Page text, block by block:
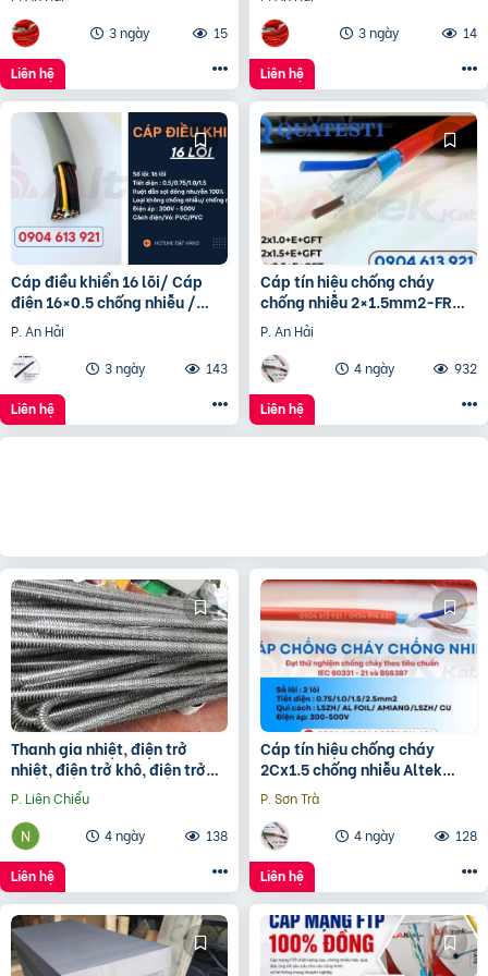
100%, Chống Nhiễu Tối
3 ngày
15
Liên hệ
Tín Hiệu Ổn Định
3 ngày
14
Liên hệ
Cáp điều khiển 16 lõi/ Cáp
điện 16×0.5 chống nhiễu /
Control Cable SH -500
16×0.75 Altek Kabel
P. An Hải
3 ngày
143
Liên hệ
Cáp tín hiệu chống cháy
chống nhiễu 2×1.5mm2-FR
Altek Kabel
P. An Hải
4 ngày
932
Liên hệ
Thanh gia nhiệt, điện trở
nhiệt, điện trở khô, điện trở
đun hóa chất, điện trở lò nung
P. Liên Chiểu
4 ngày
138
Liên hệ
Cáp tín hiệu chống cháy
2Cx1.5 chống nhiễu Altek
Kabel – phân phối Hà Nội, Đà
Nẵng, HCM
P. Sơn Trà
4 ngày
128
Liên hệ